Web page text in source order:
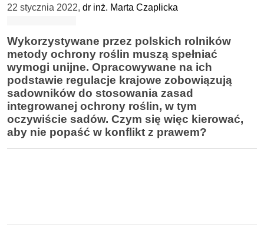
22 stycznia 2022, dr inż. Marta Czaplicka
Wykorzystywane przez polskich rolników
metody ochrony roślin muszą spełniać
wymogi unijne. Opracowywane na ich
podstawie regulacje krajowe zobowiązują
sadowników do stosowania zasad
integrowanej ochrony roślin, w tym
oczywiście sadów. Czym się więc kierować,
aby nie popaść w konflikt z prawem?